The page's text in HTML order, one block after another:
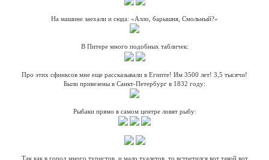
На машине заехали и сюда: «Алло, барышня, Смольный?»
В Питере много подобных табличек:
Про этих сфинксов мне еще рассказывали в Египте! Им 3500 лет! 3,5 тысячи!
Были привезены в Санкт-Петербург в 1832 году:
Рыбаки прямо в самом центре ловят рыбу:
Так как в город много туристов, и мало туалетов, то встретился вот такой вот